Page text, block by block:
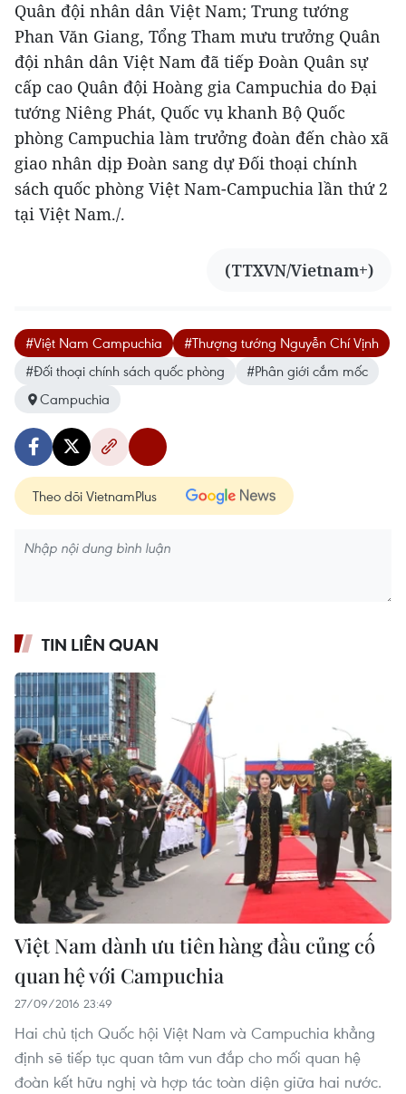
Quân đội nhân dân Việt Nam; Trung tướng
Phan Văn Giang, Tổng Tham mưu trưởng Quân
đội nhân dân Việt Nam đã tiếp Đoàn Quân sự
cấp cao Quân đội Hoàng gia Campuchia do Đại
tướng Niêng Phát, Quốc vụ khanh Bộ Quốc
phòng Campuchia làm trưởng đoàn đến chào xã
giao nhân dịp Đoàn sang dự Đối thoại chính
sách quốc phòng Việt Nam-Campuchia lần thứ 2
tại Việt Nam./.
(TTXVN/Vietnam+)
#Việt Nam Campuchia
#Thượng tướng Nguyễn Chí Vịnh
#Đối thoại chính sách quốc phòng
#Phân giới cắm mốc
Campuchia
Theo dõi VietnamPlus
TIN LIÊN QUAN
Việt Nam dành ưu tiên hàng đầu củng cố
quan hệ với Campuchia
27/09/2016 23:49
Hai chủ tịch Quốc hội Việt Nam và Campuchia khẳng
định sẽ tiếp tục quan tâm vun đắp cho mối quan hệ
đoàn kết hữu nghị và hợp tác toàn diện giữa hai nước.